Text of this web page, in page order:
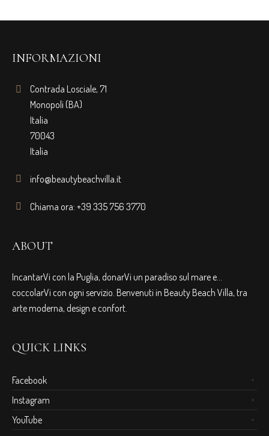
INFORMAZIONI
Contrada Losciale, 71
Monopoli (BA)
Italia
70043
Italia
info@beautybeachvilla.it
Chiama ora: +39 335 756 3770
ABOUT
IncantarVi con la Puglia, donarVi un paradiso sul mare e…
coccolarVi con ogni servizio. Benvenuti in Beauty Beach Villa, tra
arte moderna, design e confort.
QUICK LINKS
Facebook
Instagram
YouTube